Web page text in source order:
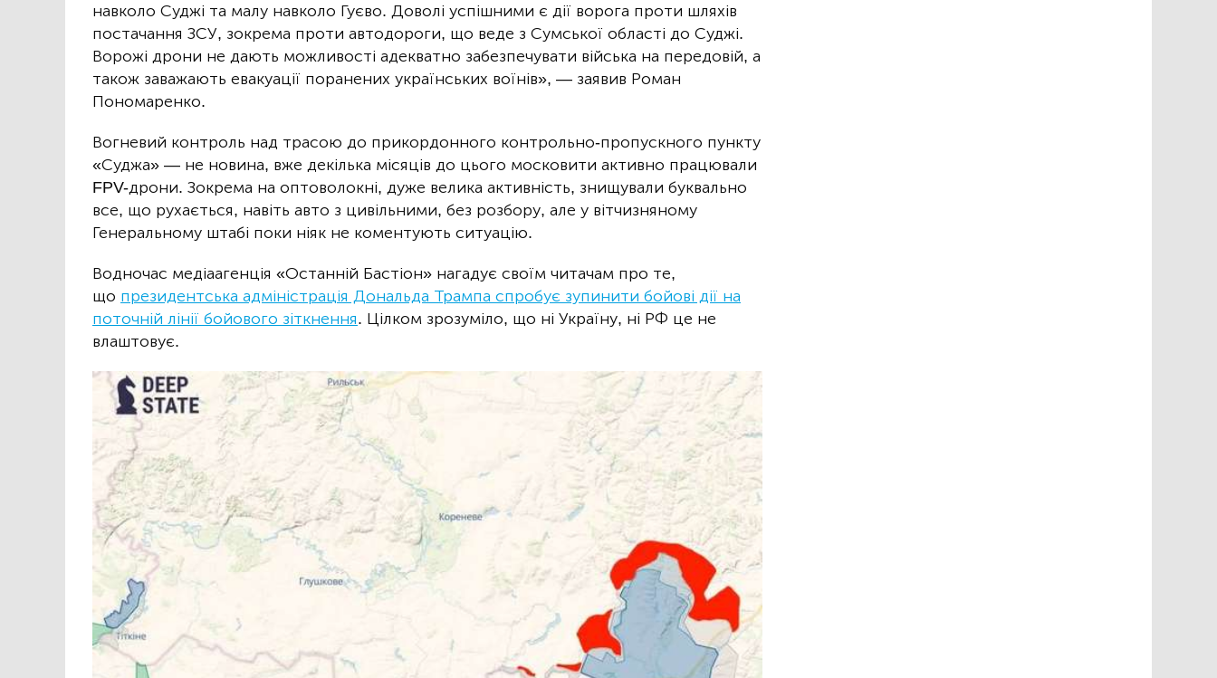
навколо Суджі та малу навколо Гуєво. Доволі успішними є дії ворога проти шляхів
постачання ЗСУ, зокрема проти автодороги, що веде з Сумської області до Суджі.
Ворожі дрони не дають можливості адекватно забезпечувати війська на передовій, а
також заважають евакуації поранених українських воїнів», — заявив Роман
Пономаренко.
Вогневий контроль над трасою до прикордонного контрольно-пропускного пункту
«Суджа» — не новина, вже декілька місяців до цього московити активно працювали
FPV-дрони. Зокрема на оптоволокні, дуже велика активність, знищували буквально
все, що рухається, навіть авто з цивільними, без розбору, але у вітчизняному
Генеральному штабі поки ніяк не коментують ситуацію.
Водночас медіаагенція «Останній Бастіон» нагадує своїм читачам про те,
що президентська адміністрація Дональда Трампа спробує зупинити бойові дії на
поточній лінії бойового зіткнення. Цілком зрозуміло, що ні Україну, ні РФ це не
влаштовує.